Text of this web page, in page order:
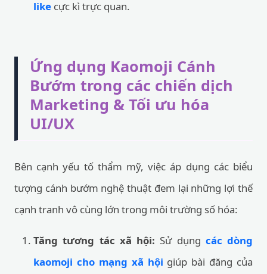
like cực kì trực quan.
Ứng dụng Kaomoji Cánh
Bướm trong các chiến dịch
Marketing & Tối ưu hóa
UI/UX
Bên cạnh yếu tố thẩm mỹ, việc áp dụng các biểu
tượng cánh bướm nghệ thuật đem lại những lợi thế
cạnh tranh vô cùng lớn trong môi trường số hóa:
Tăng tương tác xã hội: Sử dụng các dòng
kaomoji cho mạng xã hội giúp bài đăng của